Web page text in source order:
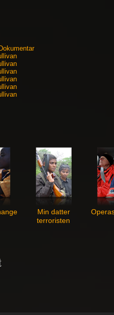
Dokumentar
Min datter
terroristen